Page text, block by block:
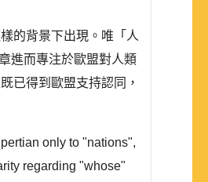
的背景下出現。唯「人
進而專注於歐盟對人類
已得到歐盟支持認同，
only to "nations",
regarding "whose"